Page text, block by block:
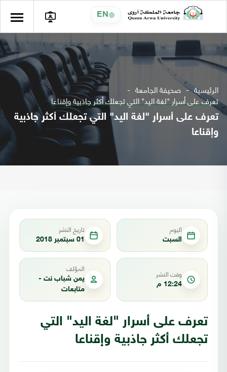
EN
الرئيسية صحيفة الجامعة
تعرف على أسرار "لغة اليد" التي تجعلك أكثر جاذبية وإقناعا
تعرف على أسرار "لغة اليد" التي تجعلك أكثر جاذبية
وإقناعا
اليوم
السبت
تاريخ النشر
01 سبتمبر 2018
وقت النشر
12:24 م
المؤلف
يمن شباب نت -
متابعات
تعرف على أسرار "لغة اليد" التي
تجعلك أكثر جاذبية وإقناعا